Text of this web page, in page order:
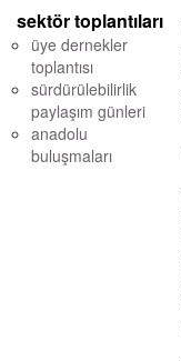
sektör toplantıları
üye dernekler
toplantısı
sürdürülebilirlik
paylaşım günleri
anadolu
buluşmaları